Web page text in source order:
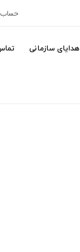
حساب
هدایای سازمانی